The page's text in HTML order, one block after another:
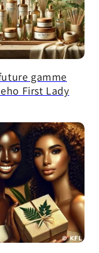
gamme
First Lady